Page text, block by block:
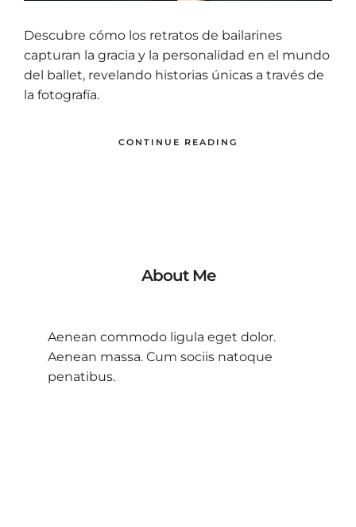
Descubre cómo los retratos de bailarines
capturan la gracia y la personalidad en el mundo
del ballet, revelando historias únicas a través de
la fotografía.
CONTINUE READING
About Me
Aenean commodo ligula eget dolor.
Aenean massa. Cum sociis natoque
penatibus.